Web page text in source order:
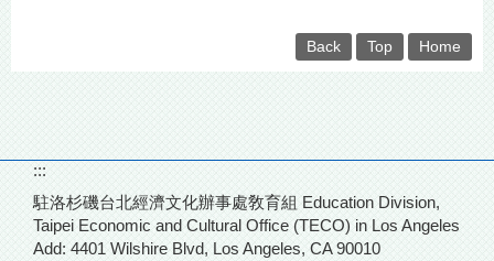
Back Top Home
:::
駐洛杉磯台北經濟文化辦事處敎育組 Education Division,
Taipei Economic and Cultural Office (TECO) in Los Angeles
Add: 4401 Wilshire Blvd, Los Angeles, CA 90010